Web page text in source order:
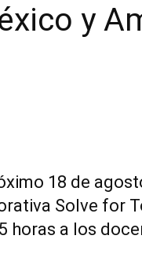
y
18 de
Solve for
horas a los